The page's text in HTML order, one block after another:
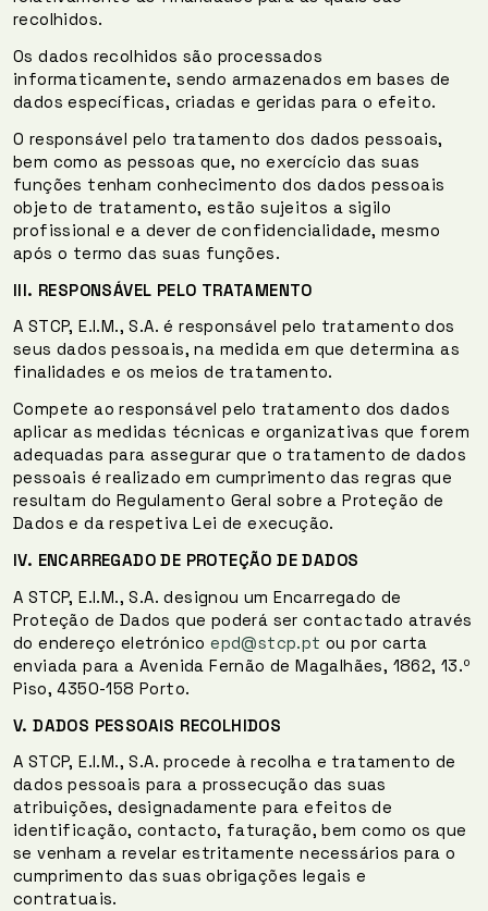
recolhidos.
Os dados recolhidos são processados
informaticamente, sendo armazenados em bases de
dados específicas, criadas e geridas para o efeito.
O responsável pelo tratamento dos dados pessoais,
bem como as pessoas que, no exercício das suas
funções tenham conhecimento dos dados pessoais
objeto de tratamento, estão sujeitos a sigilo
profissional e a dever de confidencialidade, mesmo
após o termo das suas funções.
III. RESPONSÁVEL PELO TRATAMENTO
A STCP, E.I.M., S.A. é responsável pelo tratamento dos
seus dados pessoais, na medida em que determina as
finalidades e os meios de tratamento.
Compete ao responsável pelo tratamento dos dados
aplicar as medidas técnicas e organizativas que forem
adequadas para assegurar que o tratamento de dados
pessoais é realizado em cumprimento das regras que
resultam do Regulamento Geral sobre a Proteção de
Dados e da respetiva Lei de execução.
IV. ENCARREGADO DE PROTEÇÃO DE DADOS
A STCP, E.I.M., S.A. designou um Encarregado de
Proteção de Dados que poderá ser contactado através
do endereço eletrónicoepd@stcp.pt ou por carta
enviada para a Avenida Fernão de Magalhães, 1862, 13.º
Piso, 4350-158 Porto.
V.DADOS PESSOAIS RECOLHIDOS
A STCP, E.I.M., S.A. procede à recolha e tratamento de
dados pessoais para a prossecução das suas
atribuições, designadamente para efeitos de
identificação, contacto, faturação, bem como os que
se venham a revelar estritamente necessários para o
cumprimento das suas obrigações legais e
contratuais.